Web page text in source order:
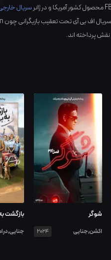
آمریکاو در ژانرسریال
اف بی آی تحت تعقیب بازیگرانی چون
نقش پرداخته اند.
شوگر
اکشن,جنایی 2024
بازگشت